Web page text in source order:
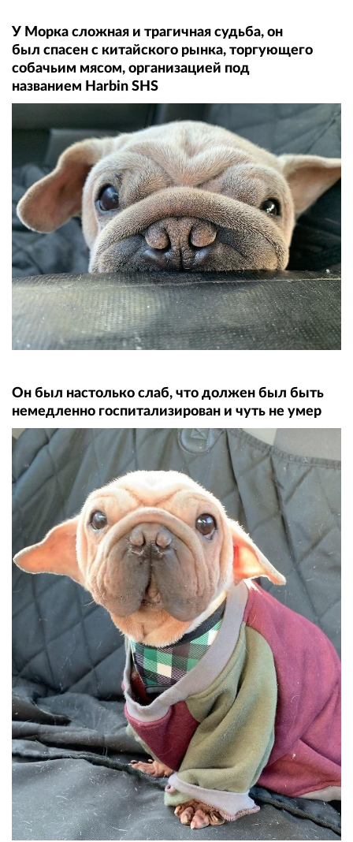
У Морка сложная и трагичная судьба, он
был спасен с китайского рынка, торгующего
собачьим мясом, организацией под
названием Harbin SHS
Он был настолько слаб, что должен был быть
немедленно госпитализирован и чуть не умер